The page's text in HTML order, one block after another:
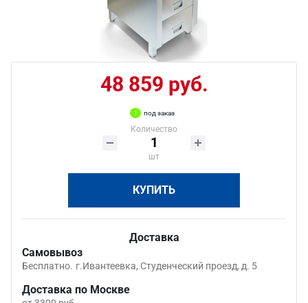
48 859 руб.
под заказ
Количество
шт
КУПИТЬ
Доставка
Самовывоз
Бесплатно. г.Ивантеевка, Студенческий проезд, д. 5
Доставка по Москве